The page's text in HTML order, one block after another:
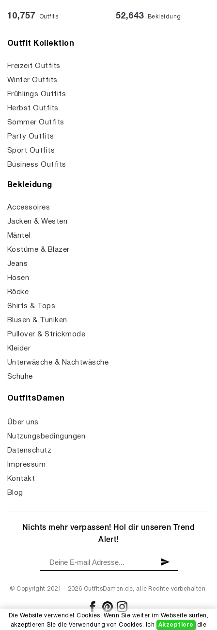
10,757 Outfits 52,643 Bekleidung
Outfit Kollektion
Freizeit Outfits
Winter Outfits
Frühlings Outfits
Herbst Outfits
Sommer Outfits
Party Outfits
Sport Outfits
Business Outfits
Bekleidung
Accessoires
Jacken & Westen
Mäntel
Kostüme & Blazer
Jeans
Hosen
Röcke
Shirts & Tops
Blusen & Tuniken
Pullover & Strickmode
Kleider
Unterwäsche & Nachtwäsche
Schuhe
OutfitsDamen
Über uns
Nutzungsbedingungen
Datenschutz
Impressum
Kontakt
Blog
© Copyright 2021 - 2026 OutfitsDamen.de, alle Rechte vorbehalten.
Nichts mehr verpassen! Hol dir unseren Trend
Alert!
Die Website verwendet Cookies. Wenn Sie weiter im Webseite surfen,
akzeptieren Sie die Verwendung von Cookies. Ich
Akzeptiere die